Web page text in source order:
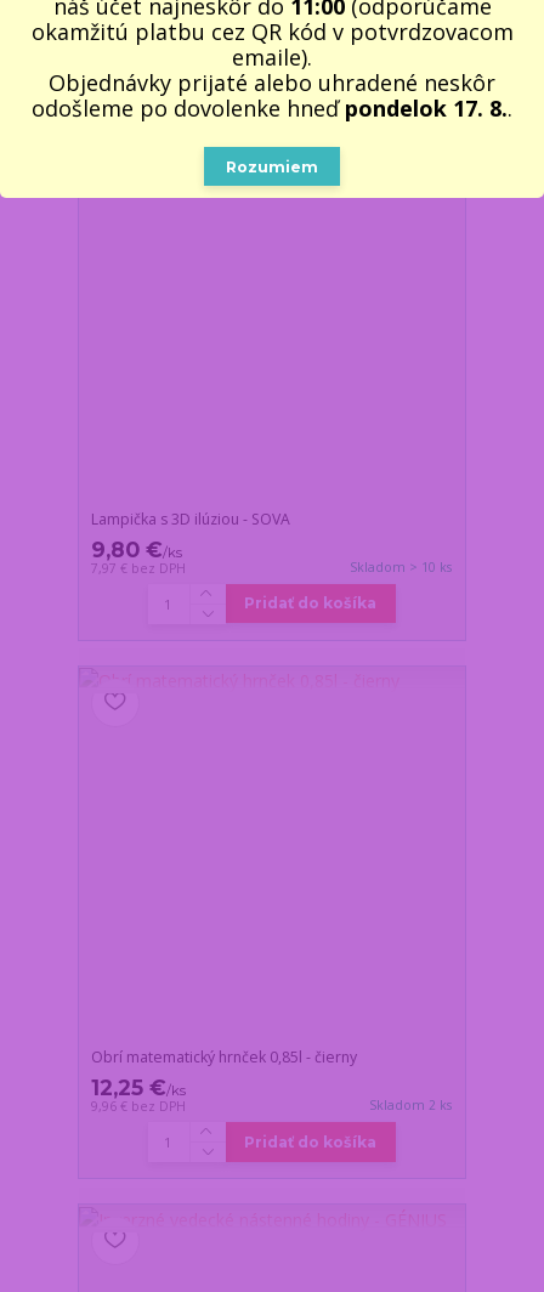
15,10 €/ks
12,28 €bez DPH Skladom 2 ks
Pridať do košíka
Lampička s 3D ilúziou - SOVA
9,80 €/ks
7,97 € bez DPH Skladom > 10 ks
Pridať do košíka
Obrí matematický hrnček 0,85l - čierny
12,25 €/ks
9,96 € bez DPH Skladom 2 ks
Pridať do košíka
náš účet najneskôr do 11:00(odporúčame
okamžitú platbu cez QR kód v potvrdzovacom
emaile).
Objednávky prijaté alebo uhradené neskôr
odošleme po dovolenke hneďpondelok 17. 8..
Rozumiem